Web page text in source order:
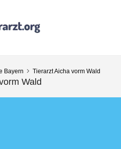
Bayern Tierarzt Aicha vorm Wald
Wald